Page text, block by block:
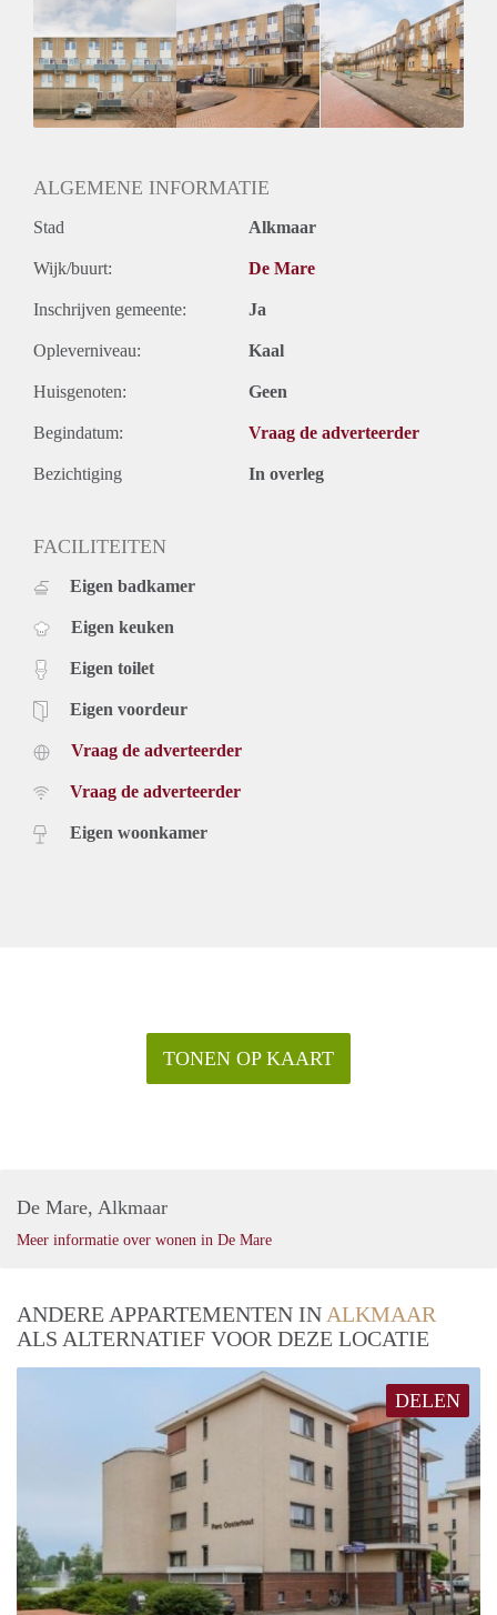
ALGEMENE INFORMATIE
Stad Alkmaar
Wijk/buurt: De Mare
Inschrijven gemeente: Ja
Opleverniveau: Kaal
Huisgenoten: Geen
Begindatum: Vraag de adverteerder
Bezichtiging In overleg
FACILITEITEN
Eigen badkamer
Eigen keuken
Eigen toilet
Eigen voordeur
Vraag de adverteerder
Vraag de adverteerder
Eigen woonkamer
TONEN OP KAART
De Mare, Alkmaar
Meer informatie over wonen in De Mare
ANDERE APPARTEMENTEN IN ALKMAAR
ALS ALTERNATIEF VOOR DEZE LOCATIE
DELEN